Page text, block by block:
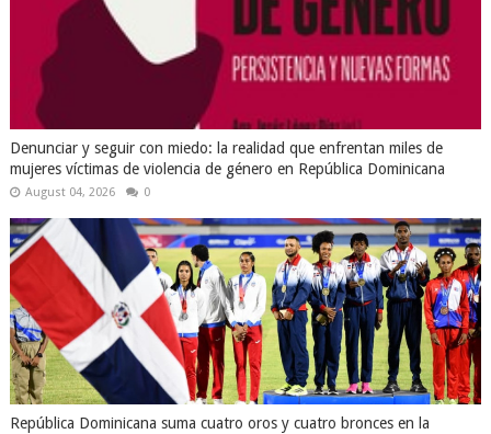
Denunciar y seguir con miedo: la realidad que enfrentan miles de
mujeres víctimas de violencia de género en República Dominicana
August 04, 2026 0
República Dominicana suma cuatro oros y cuatro bronces en la